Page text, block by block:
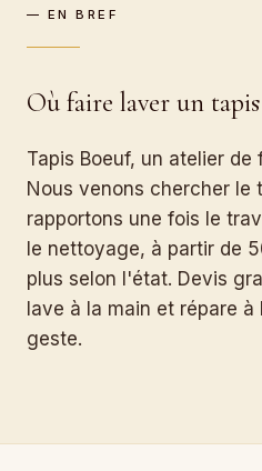
— EN BREF
Où faire laver un
Tapis Boeuf, un atelier de
Nous venons chercher le
rapportons une fois le
le nettoyage, à partir de
plus selon l'état. Devis
lave à la main et répare
geste.